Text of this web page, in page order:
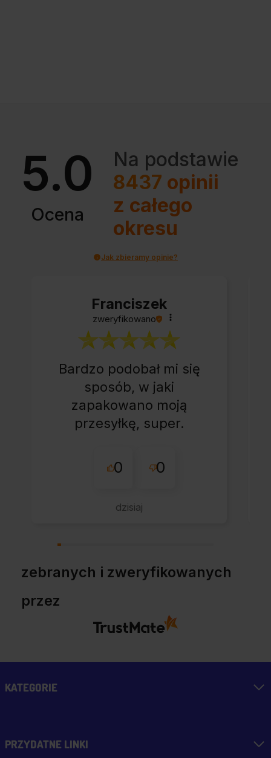
5.0
Ocena
Na podstawie
8437 opinii
z całego
okresu
Jak zbieramy opinie?
Franciszek
zweryfikowano
Bardzo podobał mi się
sposób, w jaki
zapakowano moją
przesyłkę, super.
0 0
dzisiaj
zebranych i zweryfikowanych
przez
KATEGORIE
PRZYDATNE LINKI